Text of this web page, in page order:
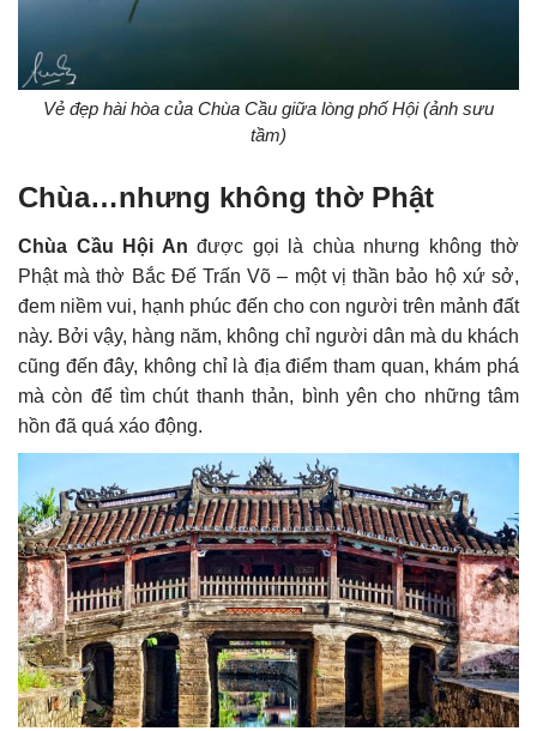
Vẻ đẹp hài hòa của Chùa Cầu giữa lòng phố Hội (ảnh sưu
tầm)
Chùa…nhưng không thờ Phật
Chùa Cầu Hội An được gọi là chùa nhưng không thờ
Phật mà thờ Bắc Đế Trấn Võ – một vị thần bảo hộ xứ sở,
đem niềm vui, hạnh phúc đến cho con người trên mảnh đất
này. Bởi vậy, hàng năm, không chỉ người dân mà du khách
cũng đến đây, không chỉ là địa điểm tham quan, khám phá
mà còn để tìm chút thanh thản, bình yên cho những tâm
hồn đã quá xáo động.